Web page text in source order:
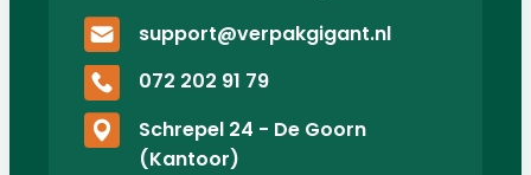
support@verpakgigant.nl
072 202 91 79
Schrepel 24 - De Goorn
(Kantoor)